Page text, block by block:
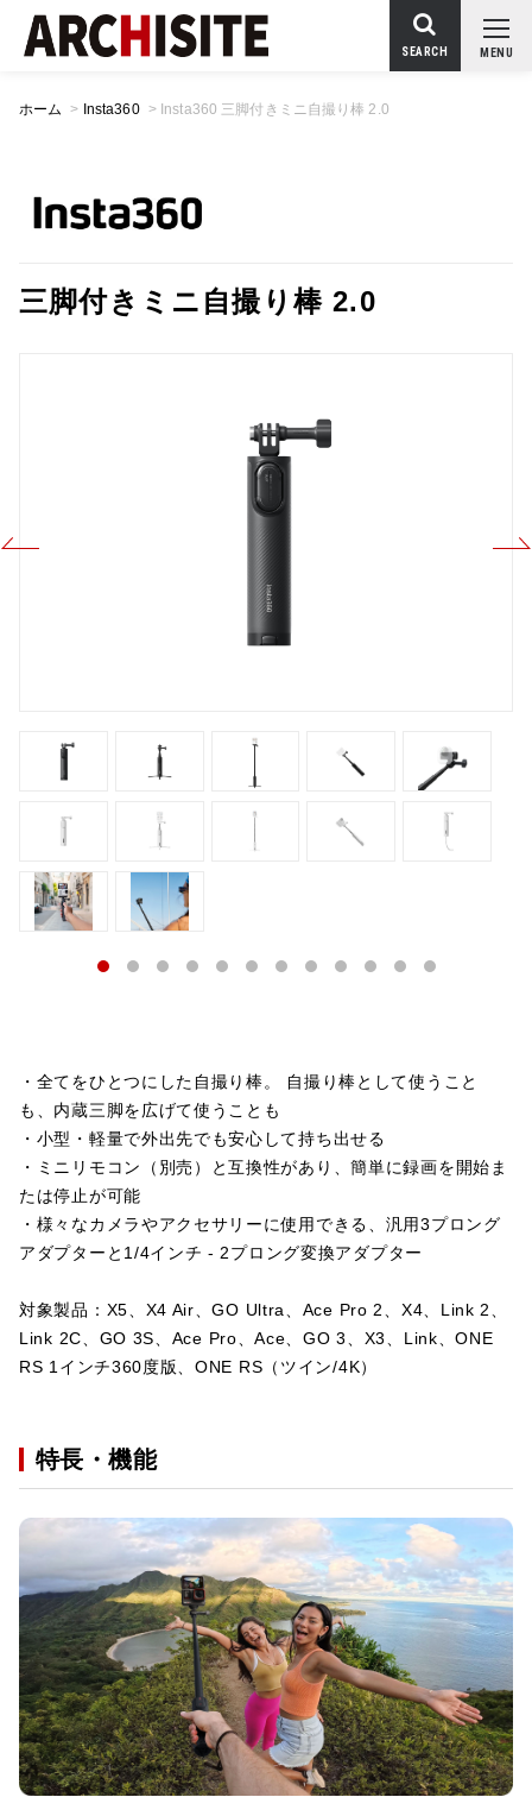
MENU
SEARCH
ホーム > Insta360 > Insta360 三脚付きミニ自撮り棒 2.0
三脚付きミニ自撮り棒 2.0
・全てをひとつにした自撮り棒。 自撮り棒として使うこと
も、内蔵三脚を広げて使うことも
・小型・軽量で外出先でも安心して持ち出せる
・ミニリモコン（別売）と互換性があり、簡単に録画を開始ま
たは停止が可能
・様々なカメラやアクセサリーに使用できる、汎用3プロング
アダプターと1/4インチ - 2プロング変換アダプター
対象製品：X5、X4 Air、GO Ultra、Ace Pro 2、X4、Link 2、
Link 2C、GO 3S、Ace Pro、Ace、GO 3、X3、Link、ONE
RS 1インチ360度版、ONE RS（ツイン/4K）
特長・機能